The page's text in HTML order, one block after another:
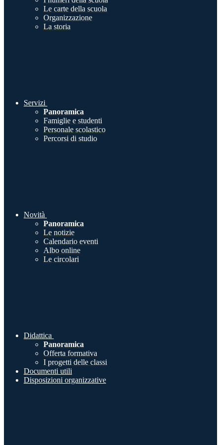
Le carte della scuola
Organizzazione
La storia
Servizi
Panoramica
Famiglie e studenti
Personale scolastico
Percorsi di studio
Novità
Panoramica
Le notizie
Calendario eventi
Albo online
Le circolari
Didattica
Panoramica
Offerta formativa
I progetti delle classi
Documenti utili
Disposizioni organizzative